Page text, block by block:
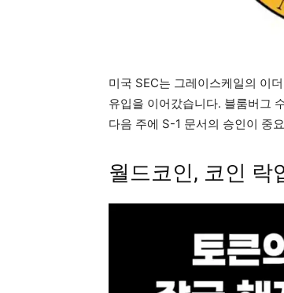
미국 SEC는 그레이스케일의 이
유입을 이어갔습니다. 블룸버그
다음 주에 S-1 문서의 승인이 중
월드코인, 코인 락